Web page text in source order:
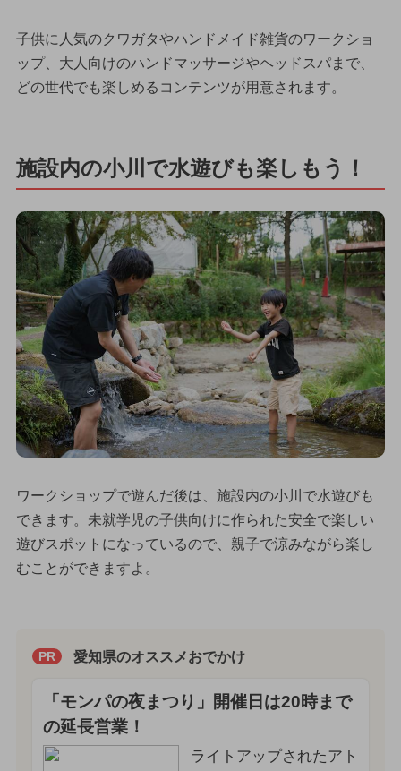
子供に人気のクワガタやハンドメイド雑貨のワークショ
ップ、大人向けのハンドマッサージやヘッドスパまで、
どの世代でも楽しめるコンテンツが用意されます。
施設内の小川で水遊びも楽しもう！
ワークショップで遊んだ後は、施設内の小川で水遊びも
できます。未就学児の子供向けに作られた安全で楽しい
遊びスポットになっているので、親子で涼みながら楽し
むことができますよ。
PR 愛知県のオススメおでかけ
「モンパの夜まつり」開催日は20時まで
の延長営業！
ライトアップされたアト